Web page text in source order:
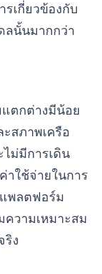
รเกี่ยวข้องกับ
ลนั้นมากกว่า
ตกต่างมีน้อย
สภาพเครือ
ไม่มีการเดิน
าใช้จ่ายในการ
พลตฟอร์ม
ความเหมาะสม
ริง